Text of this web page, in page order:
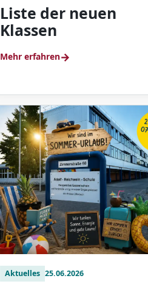
Liste der neuen
Klassen
Mehr erfahren→
Aktuelles 25.06.2026